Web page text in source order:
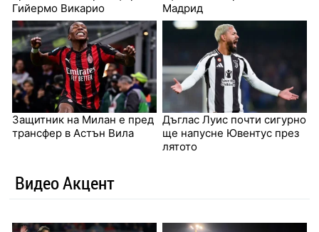
Гийермо Викарио
Мадрид
Защитник на Милан е пред
трансфер в Астън Вила
Дъглас Луис почти сигурно
ще напусне Ювентус през
лятото
Видео Акцент